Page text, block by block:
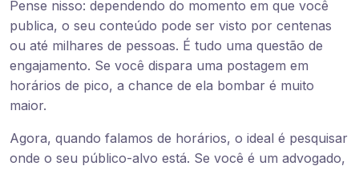
Pense nisso: dependendo do momento em que você
publica, o seu conteúdo pode ser visto por centenas
ou até milhares de pessoas. É tudo uma questão de
engajamento. Se você dispara uma postagem em
horários de pico, a chance de ela bombar é muito
maior.
Agora, quando falamos de horários, o ideal é pesquisar
onde o seu público-alvo está. Se você é um advogado,